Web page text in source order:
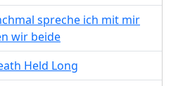
spreche ich mit mir
wir beide
Held Long